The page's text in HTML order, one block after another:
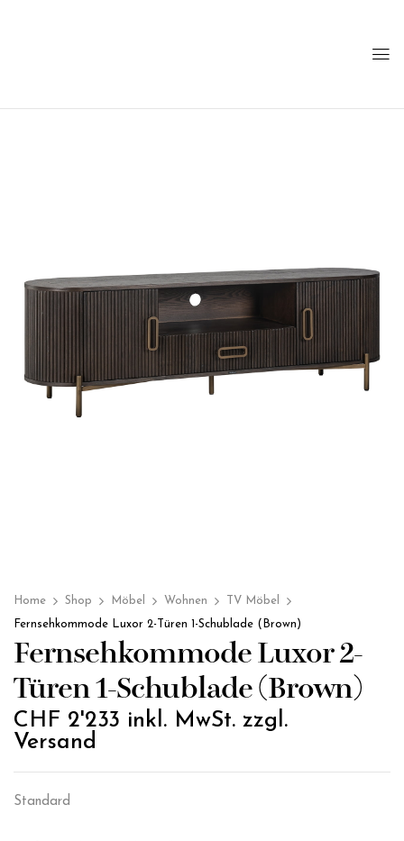
Home Shop Möbel Wohnen
TV Möbel
Fernsehkommode Luxor 2-Türen 1-Schublade (Brown)
Fernsehkommode Luxor 2-
Türen 1-Schublade (Brown)
CHF 2'233 inkl. MwSt. zzgl.
Versand
Standard